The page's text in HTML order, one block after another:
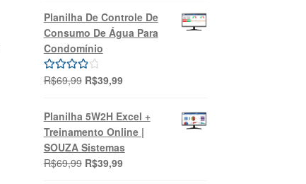
original
era:
R$49,90.
atual
é:
R$39,90.
Planilha De Controle De
Consumo De Água Para
Condomínio
Avaliação
R$69,99 O
original
era:
R$69,99.
R$39,99O
atual
é:
R$39,99.
Planilha 5W2H Excel +
Treinamento Online |
SOUZA Sistemas
R$69,99 O
R$39,99O